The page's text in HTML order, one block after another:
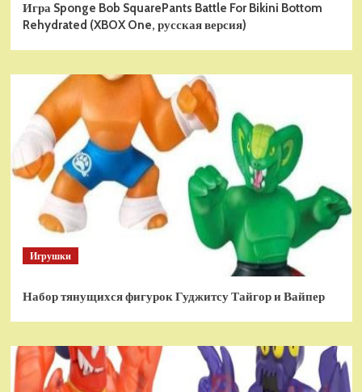
Игра Sponge Bob SquarePants Battle For Bikini Bottom
Rehydrated (XBOX One, русская версия)
Игрушки
Набор тянущихся фигурок Гуджитсу Тайгор и Вайпер